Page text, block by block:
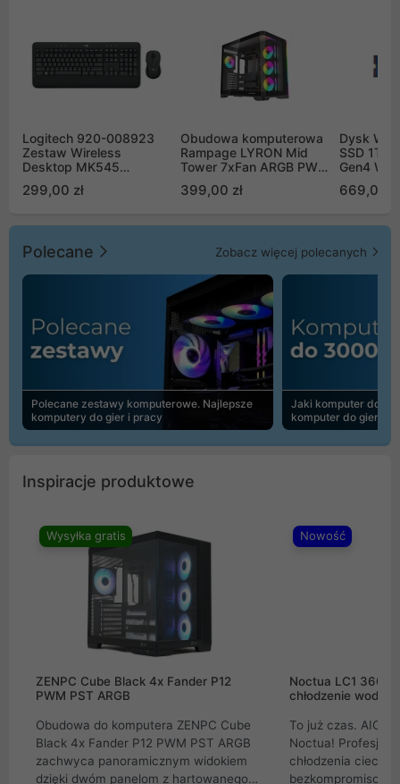
Logitech 920-008923
Zestaw Wireless
Desktop MK545
299,00 zł
Obudowa komputerowa
Rampage LYRON Mid
Tower 7xFan ARGB PWM
399,00 zł
Dysk WD
SSD 1TB
Gen4
669,00
Polecane Zobacz więcej polecanych
Polecane zestawy komputerowe. Najlepsze
komputery do gier i pracy
Jaki komputer do
komputer do gier |
Inspiracje produktowe
Wysyłka gratis
ZENPC Cube Black 4x Fander P12
PWM PST ARGB
Obudowa do komputera ZENPC Cube
Black 4x Fander P12 PWM PST ARGB
zachwyca panoramicznym widokiem
dzięki dwóm panelom z hartowanego
Nowość
Noctua LC1
chłodzenie wodne
To już czas. AIO
Noctua!
chłodzenia cieczą